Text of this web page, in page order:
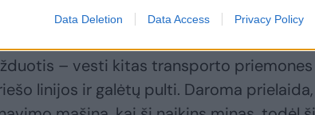
Data Deletion Data Access Privacy Policy
– vesti kitas transporto
linijos ir galėtų pulti. Daroma